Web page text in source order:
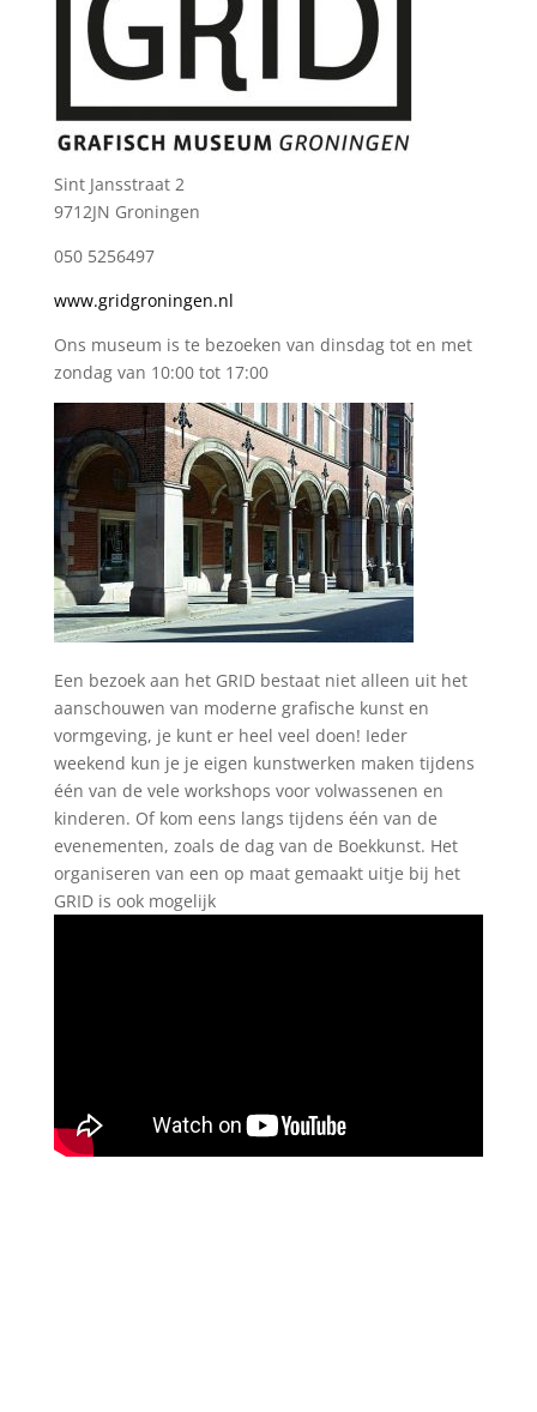
Sint Jansstraat 2
9712JN Groningen
050 5256497
www.gridgroningen.nl
Ons museum is te bezoeken van dinsdag tot en met
zondag van 10:00 tot 17:00
Een bezoek aan het GRID bestaat niet alleen uit het
aanschouwen van moderne grafische kunst en
vormgeving, je kunt er heel veel doen! Ieder
weekend kun je je eigen kunstwerken maken tijdens
één van de vele workshops voor volwassenen en
kinderen. Of kom eens langs tijdens één van de
evenementen, zoals de dag van de Boekkunst. Het
organiseren van een op maat gemaakt uitje bij het
GRID is ook mogelijk